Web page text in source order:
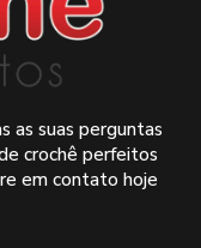
as suas perguntas
crochê perfeitos
em contato hoje